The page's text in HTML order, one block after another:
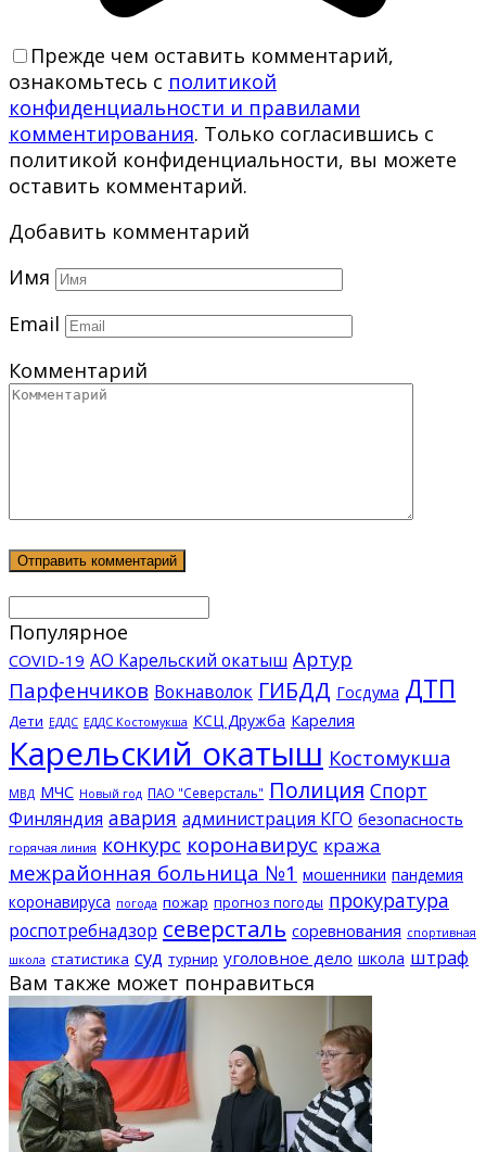
Прежде чем оставить комментарий,
ознакомьтесь с политикой
конфиденциальности и правилами
комментирования. Только согласившись с
политикой конфиденциальности, вы можете
оставить комментарий.
Добавить комментарий
Имя
Email
Комментарий
Популярное
COVID-19 АО Карельский окатыш Артур
Парфенчиков Вокнаволок ГИБДД Госдума ДТП
Дети ЕДДС ЕДДС Костомукша КСЦ Дружба Карелия
Карельский окатыш Костомукша
МВД МЧС Новый год ПАО "Северсталь" Полиция Спорт
Финляндия авария администрация КГО безопасность
горячая линия конкурс коронавирус кража
межрайонная больница №1 мошенники пандемия
коронавируса погода пожар прогноз погоды прокуратура
роспотребнадзор северсталь соревнования спортивная
школа статистика суд турнир уголовное дело школа штраф
Вам также может понравиться